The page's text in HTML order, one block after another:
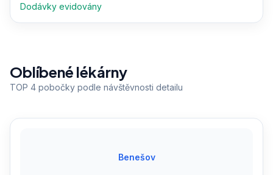
Dodávky evidovány
Oblíbené lékárny
TOP 4 pobočky podle návštěvnosti detailu
Benešov